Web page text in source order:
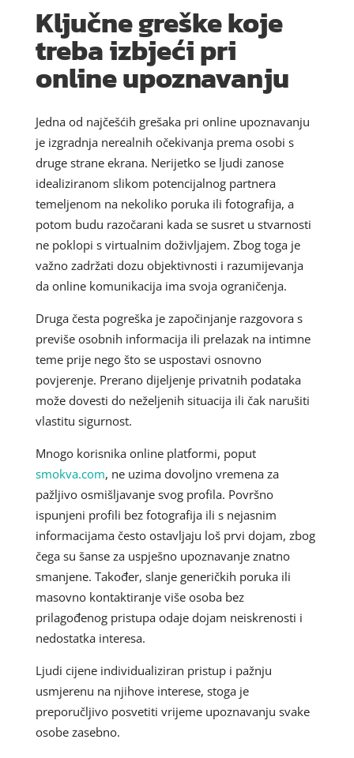
Ključne greške koje
treba izbjeći pri
online upoznavanju
Jedna od najčešćih grešaka pri online upoznavanju
je izgradnja nerealnih očekivanja prema osobi s
druge strane ekrana. Nerijetko se ljudi zanose
idealiziranom slikom potencijalnog partnera
temeljenom na nekoliko poruka ili fotografija, a
potom budu razočarani kada se susret u stvarnosti
ne poklopi s virtualnim doživljajem. Zbog toga je
važno zadržati dozu objektivnosti i razumijevanja
da online komunikacija ima svoja ograničenja.
Druga česta pogreška je započinjanje razgovora s
previše osobnih informacija ili prelazak na intimne
teme prije nego što se uspostavi osnovno
povjerenje. Prerano dijeljenje privatnih podataka
može dovesti do neželjenih situacija ili čak narušiti
vlastitu sigurnost.
Mnogo korisnika online platformi, poput
smokva.com, ne uzima dovoljno vremena za
pažljivo osmišljavanje svog profila. Površno
ispunjeni profili bez fotografija ili s nejasnim
informacijama često ostavljaju loš prvi dojam, zbog
čega su šanse za uspješno upoznavanje znatno
smanjene. Također, slanje generičkih poruka ili
masovno kontaktiranje više osoba bez
prilagođenog pristupa odaje dojam neiskrenosti i
nedostatka interesa.
Ljudi cijene individualiziran pristup i pažnju
usmjerenu na njihove interese, stoga je
preporučljivo posvetiti vrijeme upoznavanju svake
osobe zasebno.